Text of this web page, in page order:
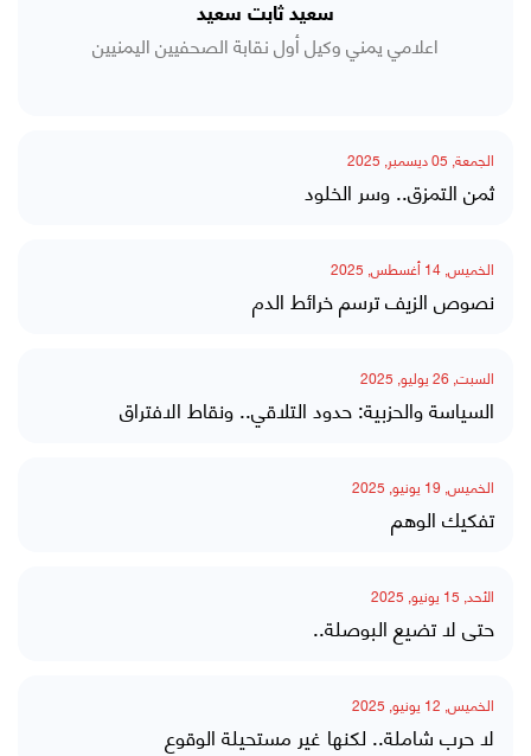
سعيد ثابت سعيد
اعلامي يمني وكيل أول نقابة الصحفيين اليمنيين
الجمعة, 05 ديسمبر, 2025
ثمن التمزق.. وسر الخلود
الخميس, 14 أغسطس, 2025
نصوص الزيف ترسم خرائط الدم
السبت, 26 يوليو, 2025
السياسة والحزبية: حدود التلاقي.. ونقاط الافتراق
الخميس, 19 يونيو, 2025
تفكيك الوهم
الأحد, 15 يونيو, 2025
حتى لا تضيع البوصلة..
الخميس, 12 يونيو, 2025
لا حرب شاملة.. لكنها غير مستحيلة الوقوع